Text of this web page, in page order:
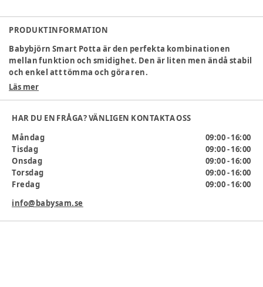
PRODUKTINFORMATION
Babybjörn Smart Potta är den perfekta kombinationen
mellan funktion och smidighet. Den är liten men ändå stabil
och enkel att tömma och göra ren.
med. BABYBJÖRN Smart Potta är dessutom skön och bekväm
för barnet med sin ergonomiska utformning och mjuka
linjer.
Färg:Blå
Producent
BabyBjörn AB Kulltorpsvägen 49 Bredaryd, SE,
333 74 info@babybjorn.com
Produktionsland
Läs mer
HAR DU EN FRÅGA? VÄNLIGEN KONTAKTA OSS
Måndag
09:00 - 16:00
Tisdag
09:00 - 16:00
Onsdag
09:00 - 16:00
Torsdag
09:00 - 16:00
Fredag
09:00 - 16:00
info@babysam.se